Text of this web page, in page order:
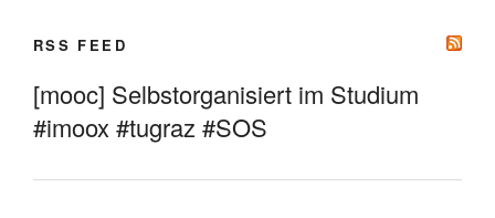
RSS FEED
[mooc] Selbstorganisiert im Studium
#imoox #tugraz #SOS